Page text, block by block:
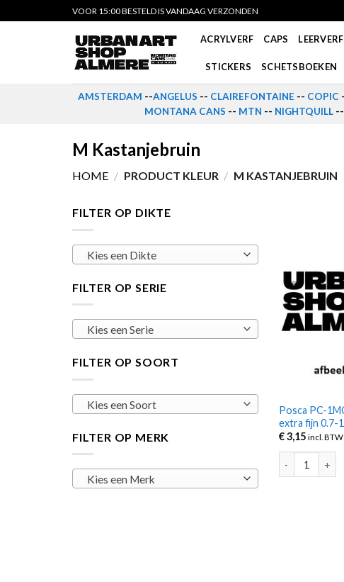
to
VOOR 15:00 BESTELD IS VANDAAG VERZONDEN
ACRYLVERF CAPS LEERVERF
STICKERS SCHETSBOEKEN
AMSTERDAM --ANGELUS -- CLAIREFONTAINE -- COPIC
MONTANA CANS -- MTN -- NIGHTQUILL --
M Kastanjebruin
HOME / PRODUCT KLEUR / M KASTANJEBRUIN
FILTER OP DIKTE
Kies een Dikte
FILTER OP SERIE
Kies een Serie
FILTER OP SOORT
Kies een Soort
FILTER OP MERK
Kies een Merk
Posca PC-
extra fijn 0.7-
€3,15 incl. BTW